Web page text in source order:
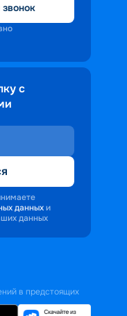
с
данных и
данных
в предстоящих